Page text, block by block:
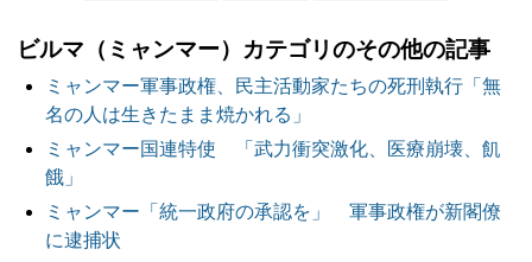
ビルマ（ミャンマー）カテゴリのその他の記事
ミャンマー軍事政権、民主活動家たちの死刑執行「無
名の人は生きたまま焼かれる」
ミャンマー国連特使 「武力衝突激化、医療崩壊、飢
餓」
ミャンマー「統一政府の承認を」 軍事政権が新閣僚
に逮捕状